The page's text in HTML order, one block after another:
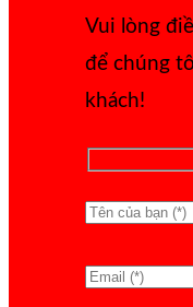
Vui lòng
để chúng
khách!